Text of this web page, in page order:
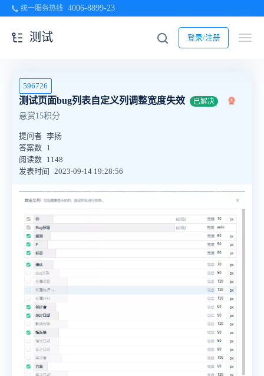
统一服务热线 4006-8899-23
登录/注册
测试
596726
测试页面bug列表自定义列调整宽度失效 已解决
悬赏15积分
提问者 李扬
答案数 1
阅读数 1148
发表时间
2023-09-14 19:28:56